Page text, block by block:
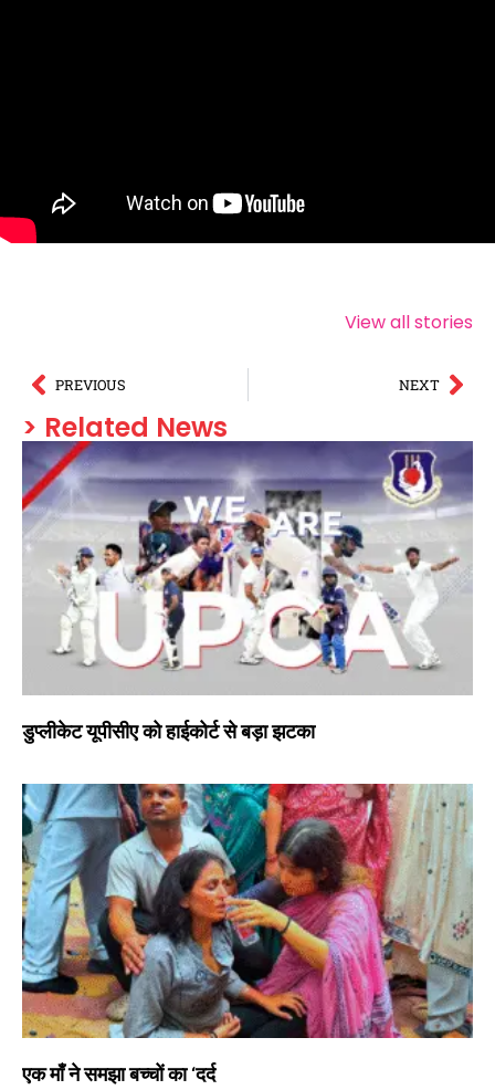
View all stories
Dogs
Farming: Bihar
Earning ₹30
Lakh
Williams’
Journey
PREVIOUS NEXT
> Related News
डुप्लीकेट यूपीसीए को हाईकोर्ट से बड़ा झटका
एक माँ ने समझा बच्चों का ‘दर्द